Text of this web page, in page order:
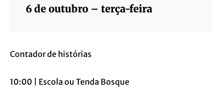
6 de outubro – terça-feira
Contador de histórias
10:00 | Escola ou Tenda Bosque